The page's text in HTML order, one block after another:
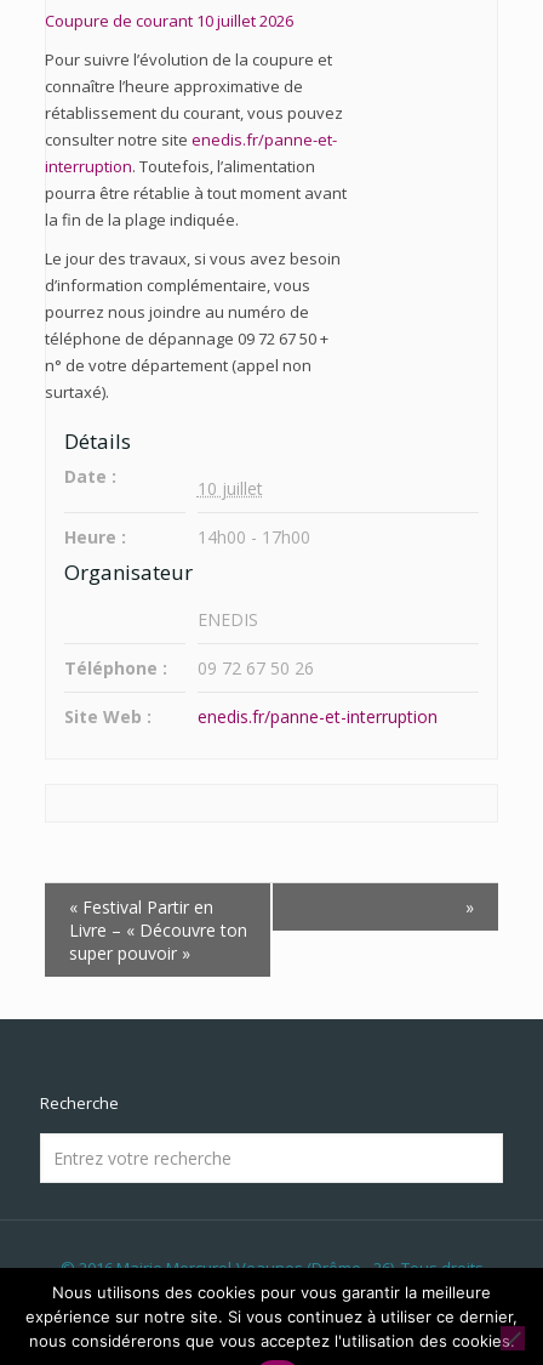
Coupure de courant 10 juillet 2026
Pour suivre l’évolution de la coupure et
connaître l’heure approximative de
rétablissement du courant, vous pouvez
consulter notre site enedis.fr/panne-et-
interruption. Toutefois, l’alimentation
pourra être rétablie à tout moment avant
la fin de la plage indiquée.
Le jour des travaux, si vous avez besoin
d’information complémentaire, vous
pourrez nous joindre au numéro de
téléphone de dépannage 09 72 67 50 +
n° de votre département (appel non
surtaxé).
Détails
Date :
10 juillet
Heure : 14h00 - 17h00
Organisateur
ENEDIS
Téléphone : 09 72 67 50 26
Site Web : enedis.fr/panne-et-interruption
Navigation
Évènement
«Festival Partir en
Livre – « Découvre ton
super pouvoir »
»
Recherche
© 2016 Mairie Mercurol-Veaunes (Drôme - 26). Tous droits
réservés | Réalisé parLICOM Développement|Mentions
Légales|RGPD|Liens & Partenaires|Panneau Lumineux|
Évènements
Nous utilisons des cookies pour vous garantir la meilleure
expérience sur notre site. Si vous continuez à utiliser ce dernier,
nous considérerons que vous acceptez l'utilisation des cookies.